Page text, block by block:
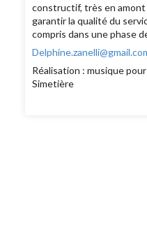
constructif, très en
garantir la qualité du
compris dans une phase
Réalisation : musique
Simetière